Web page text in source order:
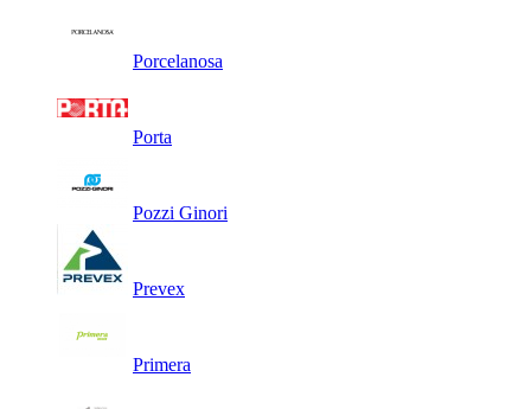
Porcelanosa
Porta
Pozzi Ginori
Prevex
Primera